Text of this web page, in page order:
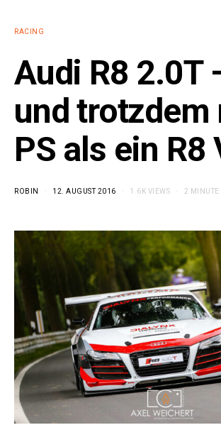
RACING
Audi R8 2.0T
und trotzdem
PS als ein R8
ROBIN 12. AUGUST 2016 1.6K VIEWS 2 MINUTE